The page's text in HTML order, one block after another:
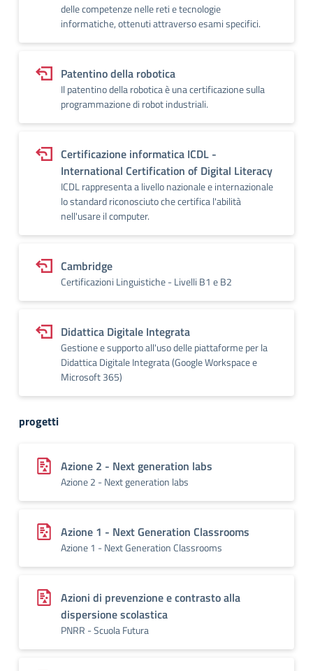
delle competenze nelle reti e tecnologie
informatiche, ottenuti attraverso esami specifici.
Patentino della robotica
Il patentino della robotica è una certificazione sulla
programmazione di robot industriali.
Certificazione informatica ICDL -
International Certification of Digital Literacy
ICDL rappresenta a livello nazionale e internazionale
lo standard riconosciuto che certifica l'abilità
nell'usare il computer.
Cambridge
Certificazioni Linguistiche - Livelli B1 e B2
Didattica Digitale Integrata
Gestione e supporto all'uso delle piattaforme per la
Didattica Digitale Integrata (Google Workspace e
Microsoft 365)
progetti
Azione 2 - Next generation labs
Azione 2 - Next generation labs
Azione 1 - Next Generation Classrooms
Azione 1 - Next Generation Classrooms
Azioni di prevenzione e contrasto alla
dispersione scolastica
PNRR - Scuola Futura